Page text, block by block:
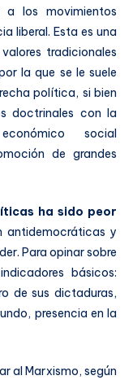
a los movimientos
liberal. Esta es una
tradicionales
la que se le suele
política, si bien
doctrinales con la
social
de grandes
ha sido peor
antidemocráticas y
Para opinar sobre
básicos:
de sus dictaduras,
presencia en la
al Marxismo, según